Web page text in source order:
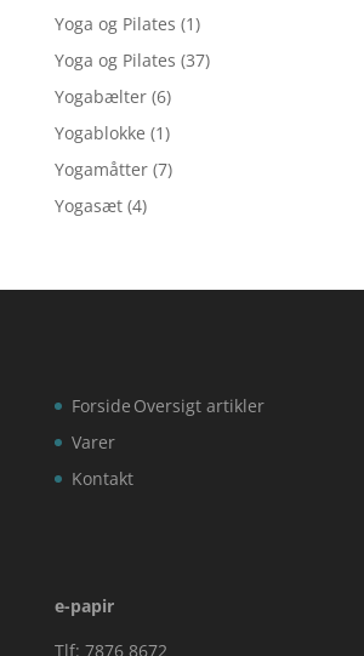
Yoga og Pilates (1)
Yoga og Pilates (37)
Yogabælter (6)
Yogablokke (1)
Yogamåtter (7)
Yogasæt (4)
Forside
Varer
Kontakt
Oversigt artikler
e-papir
Tlf: 7876 8672